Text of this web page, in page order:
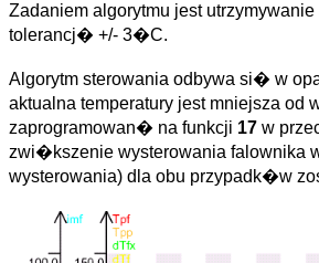
Zadaniem algorytmu jest
tolerancj� +/- 3�C.
Algorytm sterowania odbywa si� w
aktualna temperatury jest mniejsza
zaprogramowan� na funkcji 17 w
zwi�kszenie wysterowania falownika
wysterowania) dla obu przypadk�w